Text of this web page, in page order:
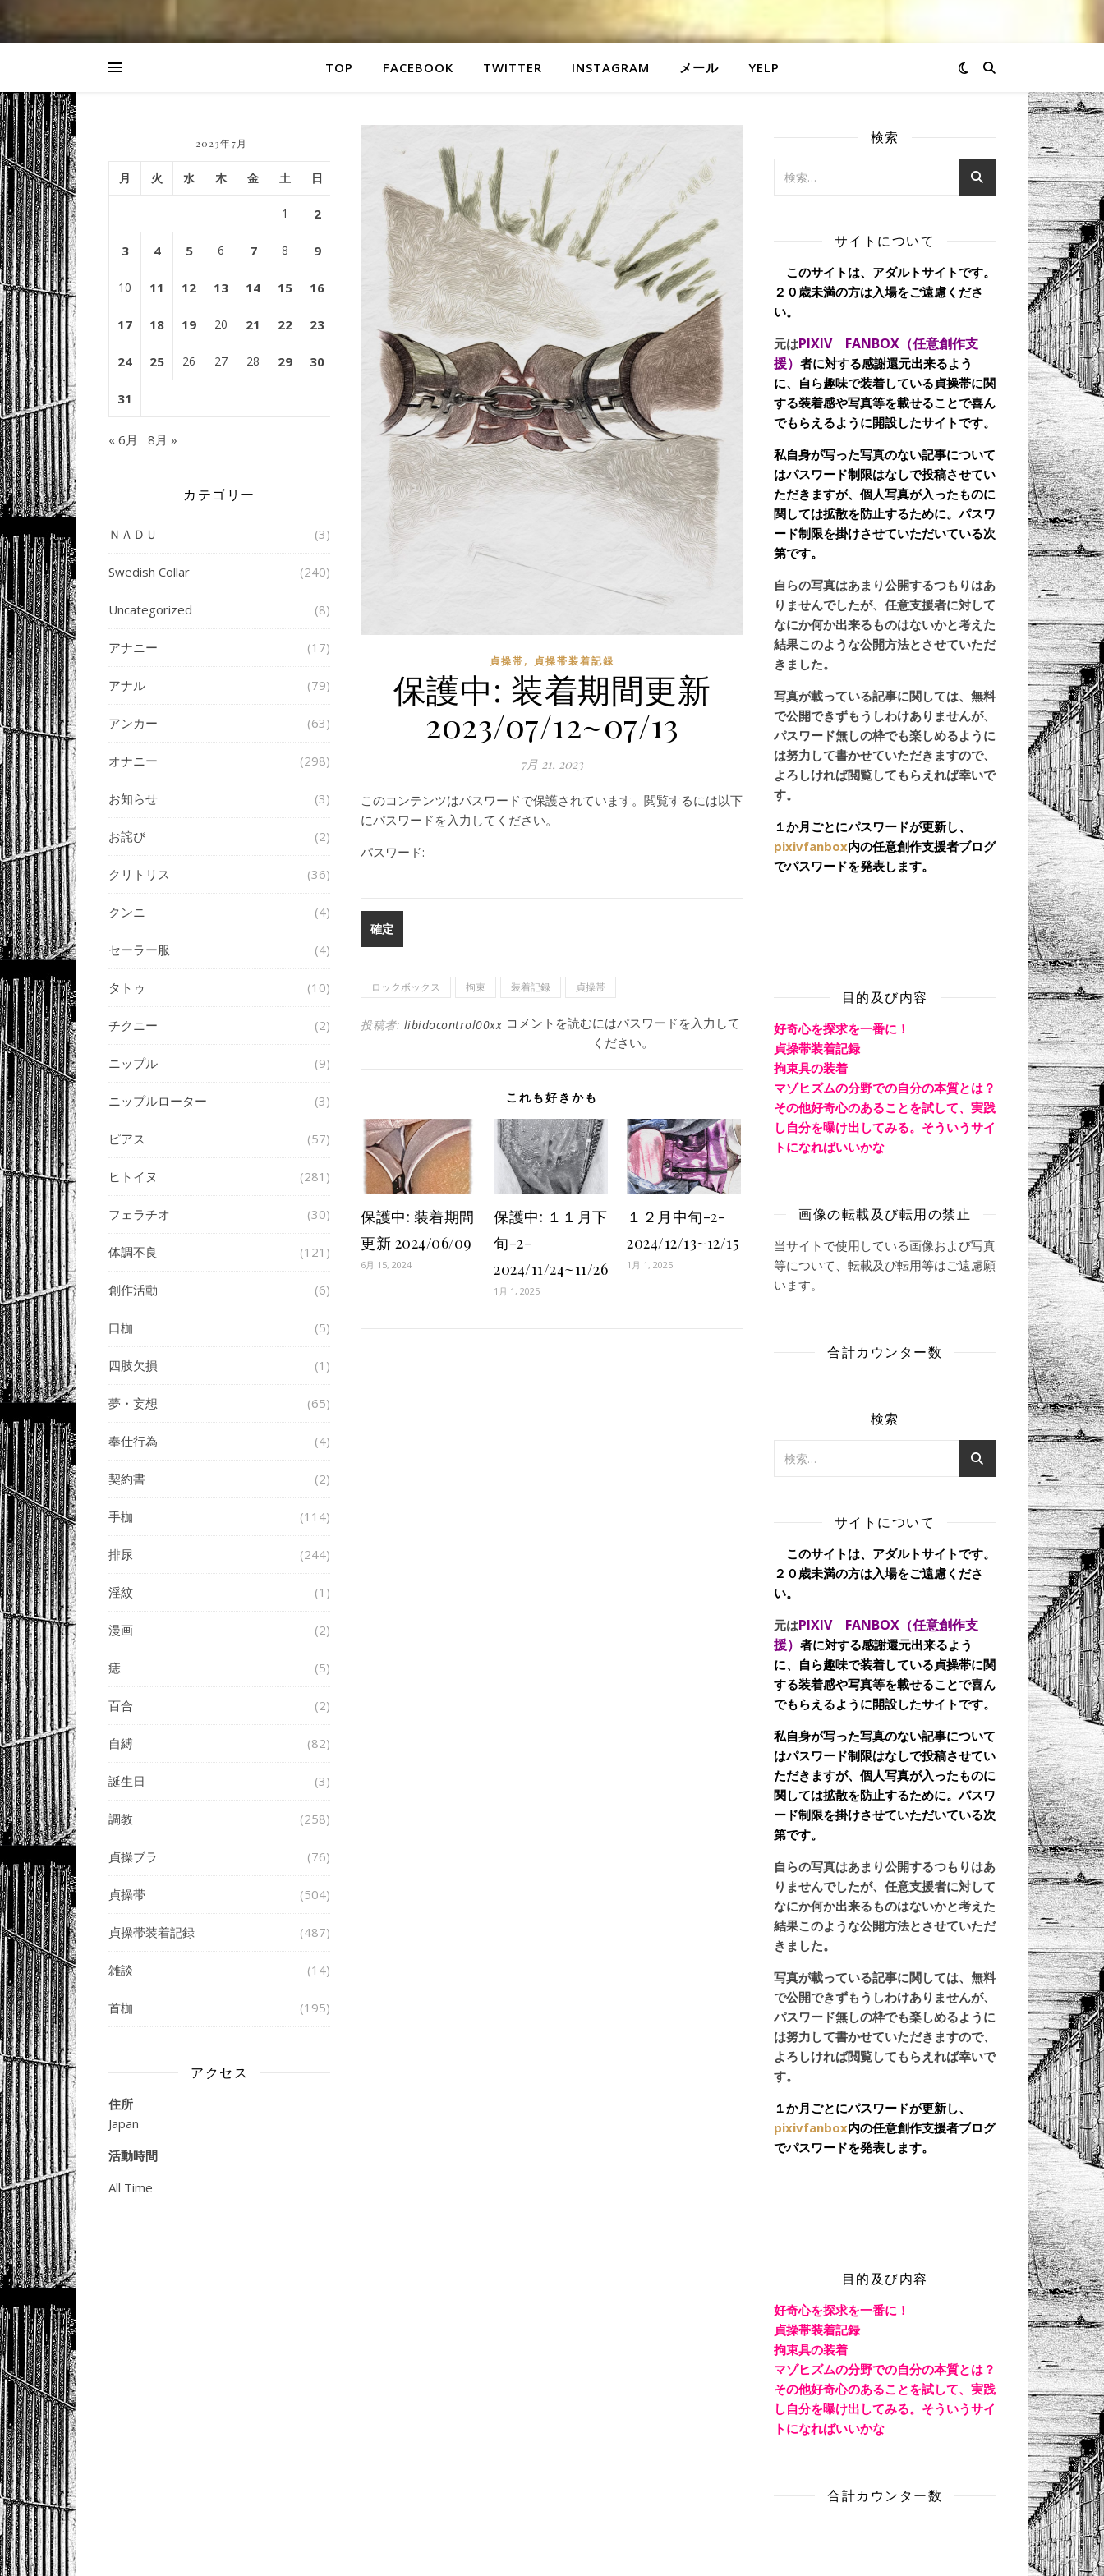
TOP FACEBOOK TWITTER INSTAGRAM メール YELP
2023年7月
月 火 水 木 金 土 日
1 2
3 4 5 6 7 8 9
10 11 12 13 14 15 16
17 18 19 20 21 22 23
24 25 26 27 28 29 30
31
« 6月 8月 »
カテゴリー
ＮＡＤＵ (3)
Swedish Collar (240)
Uncategorized (8)
アナニー (17)
アナル (79)
アンカー (63)
オナニー (298)
お知らせ (3)
お詫び (2)
クリトリス (36)
クンニ (4)
セーラー服 (4)
タトゥ (10)
チクニー (2)
ニップル (9)
ニップルローター (3)
ピアス (57)
ヒトイヌ (281)
フェラチオ (30)
体調不良 (121)
創作活動 (6)
口枷 (5)
四肢欠損 (1)
夢・妄想 (65)
奉仕行為 (4)
契約書 (2)
手枷 (114)
排尿 (244)
淫紋 (1)
漫画 (2)
痣 (5)
百合 (2)
自縛 (82)
誕生日 (3)
調教 (258)
貞操ブラ (76)
貞操帯 (504)
貞操帯装着記録 (487)
雑談 (14)
首枷 (195)
アクセス
住所
Japan
活動時間
All Time
貞操帯, 貞操帯装着記録
保護中: 装着期間更新
2023/07/12~07/13
7月 21, 2023
このコンテンツはパスワードで保護されています。閲覧するには以下
にパスワードを入力してください。
パスワード:
ロックボックス 拘束 装着記録 貞操帯
投稿者: libidocontrol00xx コメントを読むにはパスワードを入力して
ください。
これも好きかも
保護中: 装着期間
更新 2024/06/09
6月 15, 2024
保護中: １１月下
旬-2-
2024/11/24~11/26
1月 1, 2025
１２月中旬-2-
2024/12/13~12/15
1月 1, 2025
検索
サイトについて
このサイトは、アダルトサイトです。
２０歳未満の方は入場をご遠慮くださ
い。
元はPIXIV FANBOX（任意創作支
援） 者に対する感謝還元出来るよう
に、自ら趣味で装着している貞操帯に関
する装着感や写真等を載せることで喜ん
でもらえるように開設したサイトです。
私自身が写った写真のない記事について
はパスワード制限はなしで投稿させてい
ただきますが、個人写真が入ったものに
関しては拡散を防止するために。パスワ
ード制限を掛けさせていただいている次
第です。
自らの写真はあまり公開するつもりはあ
りませんでしたが、任意支援者に対して
なにか何か出来るものはないかと考えた
結果このような公開方法とさせていただ
きました。
写真が載っている記事に関しては、無料
で公開できずもうしわけありませんが、
パスワード無しの枠でも楽しめるように
は努力して書かせていただきますので、
よろしければ閲覧してもらえれば幸いで
す。
１か月ごとにパスワードが更新し、
pixivfanbox内の任意創作支援者ブログ
でパスワードを発表します。
目的及び内容
好奇心を探求を一番に！
貞操帯装着記録
拘束具の装着
マゾヒズムの分野での自分の本質とは？
その他好奇心のあることを試して、実践
し自分を曝け出してみる。そういうサイ
トになればいいかな
画像の転載及び転用の禁止
当サイトで使用している画像および写真
等について、転載及び転用等はご遠慮願
います。
合計カウンター数
検索
サイトについて
このサイトは、アダルトサイトです。
２０歳未満の方は入場をご遠慮くださ
い。
元はPIXIV FANBOX（任意創作支
援） 者に対する感謝還元出来るよう
に、自ら趣味で装着している貞操帯に関
する装着感や写真等を載せることで喜ん
でもらえるように開設したサイトです。
私自身が写った写真のない記事について
はパスワード制限はなしで投稿させてい
ただきますが、個人写真が入ったものに
関しては拡散を防止するために。パスワ
ード制限を掛けさせていただいている次
第です。
自らの写真はあまり公開するつもりはあ
りませんでしたが、任意支援者に対して
なにか何か出来るものはないかと考えた
結果このような公開方法とさせていただ
きました。
写真が載っている記事に関しては、無料
で公開できずもうしわけありませんが、
パスワード無しの枠でも楽しめるように
は努力して書かせていただきますので、
よろしければ閲覧してもらえれば幸いで
す。
１か月ごとにパスワードが更新し、
pixivfanbox内の任意創作支援者ブログ
でパスワードを発表します。
目的及び内容
好奇心を探求を一番に！
貞操帯装着記録
拘束具の装着
マゾヒズムの分野での自分の本質とは？
その他好奇心のあることを試して、実践
し自分を曝け出してみる。そういうサイ
トになればいいかな
合計カウンター数